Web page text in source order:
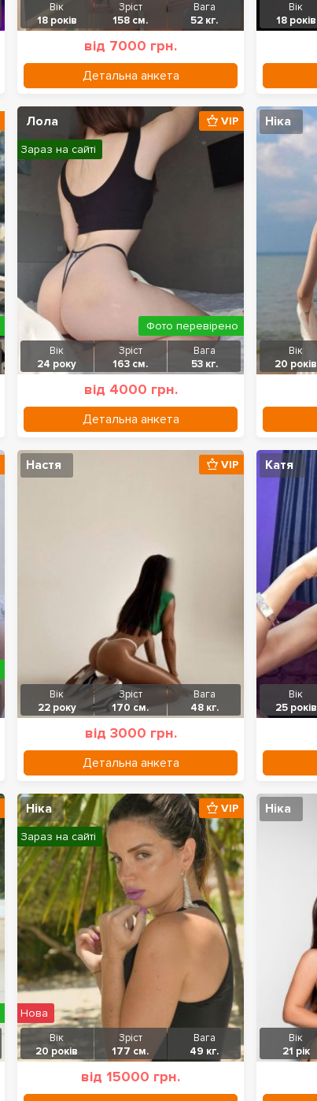
Вік
18 років
Зріст
158 см.
Вага
52 кг.
від 7000 грн.
Детальна анкета
Вік
18 років
Лола
Вік
24 року
Зріст
163 см.
Вага
53 кг.
від 4000 грн.
Детальна анкета
VIP
Зараз на сайті
Фото перевірено
Ніка
Вік
20 років
Настя
Вік
22 року
Зріст
170 см.
Вага
48 кг.
від 3000 грн.
Детальна анкета
VIP Катя
Вік
25 років
Ніка
Вік
20 років
Зріст
177 см.
Вага
49 кг.
від 15000 грн.
VIP
Зараз на сайті
Нова
Ніка
Вік
21 рік